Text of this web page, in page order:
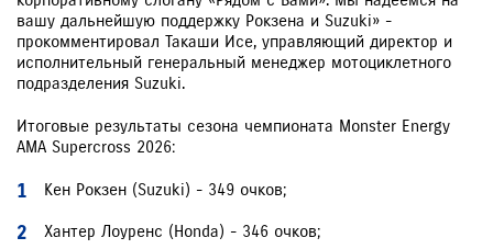
вашу дальнейшую поддержку Рокзена и Suzuki» -
прокомментировал Такаши Исе, управляющий директор и
исполнительный генеральный менеджер мотоциклетного
подразделения Suzuki.
Итоговые результаты сезона чемпионата Monster Energy
AMA Supercross 2026:
Кен Рокзен (Suzuki) - 349 очков;
Хантер Лоуренс (Honda) - 346 очков;